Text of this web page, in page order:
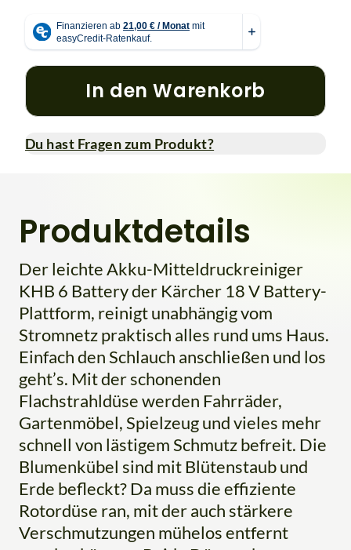
In den Warenkorb
Du hast Fragen zum Produkt?
Produktdetails
Der leichte Akku-Mitteldruckreiniger
KHB 6 Battery der Kärcher 18 V Battery-
Plattform, reinigt unabhängig vom
Stromnetz praktisch alles rund ums Haus.
Einfach den Schlauch anschließen und los
geht’s. Mit der schonenden
Flachstrahldüse werden Fahrräder,
Gartenmöbel, Spielzeug und vieles mehr
schnell von lästigem Schmutz befreit. Die
Blumenkübel sind mit Blütenstaub und
Erde befleckt? Da muss die effiziente
Rotordüse ran, mit der auch stärkere
Verschmutzungen mühelos entfernt